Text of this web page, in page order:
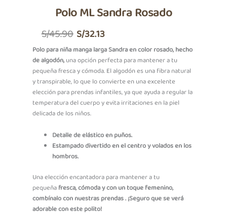
Polo ML Sandra Rosado
S/45.90 El
Precio
Original
Era:
S/45.90.
S/32.13El
Precio
Actual
Es:
S/32.13.
Polo para niña manga larga Sandra en color rosado, hecho
de algodón,una opción perfecta para mantener a tu
pequeña fresca y cómoda. El algodón es una fibra natural
y transpirable, lo que lo convierte en una excelente
elección para prendas infantiles, ya que ayuda a regular la
temperatura del cuerpo y evita irritaciones en la piel
delicada de los niños.
Detalle de elástico en puños.
Estampado divertido en el centro y volados en los
hombros.
Una elección encantadora para mantener a tu
pequeñafresca, cómoda y con un toque femenino,
combínalo con nuestras prendas . ¡Seguro que se verá
adorable con este polito!